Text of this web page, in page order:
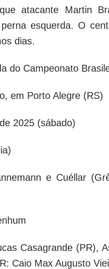
atacante Martin
esquerda. O
dias.
do Campeonato
em Porto Alegre (RS)
2025 (sábado)
e Cuéllar
Casagrande (PR),
Caio Max Augusto